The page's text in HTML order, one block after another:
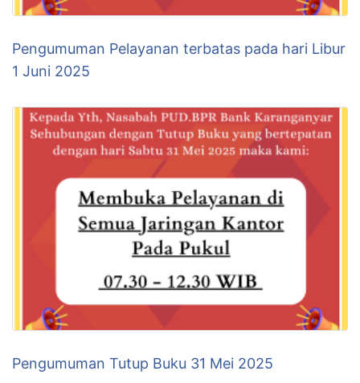
Pengumuman Pelayanan terbatas pada hari Libur
1 Juni 2025
Pengumuman Tutup Buku 31 Mei 2025